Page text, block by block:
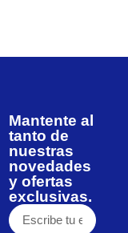
Mantente al
tanto de
nuestras
novedades
y ofertas
exclusivas.